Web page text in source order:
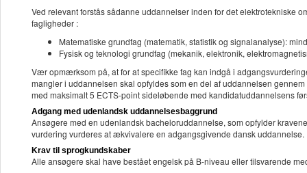
Ved relevant forstås sådanne uddannelser inden for det elektrotekniske
fagligheder :
Matematiske grundfag (matematik, statistik og signalanalyse):
Fysisk og teknologi grundfag (mekanik, elektronik,
Vær opmærksom på, at for at specifikke fag kan indgå i
mangler i uddannelsen skal opfyldes som en del af uddannelsen
med maksimalt 5 ECTS-point sideløbende med kandidatuddannelsens
Adgang med udenlandsk uddannelsesbaggrund
Ansøgere med en udenlandsk bacheloruddannelse, som opfylder
vurdering vurderes at ækvivalere en adgangsgivende dansk uddannelse.
Krav til sprogkundskaber
Alle ansøgere skal have bestået engelsk på B-niveau eller tilsvarende